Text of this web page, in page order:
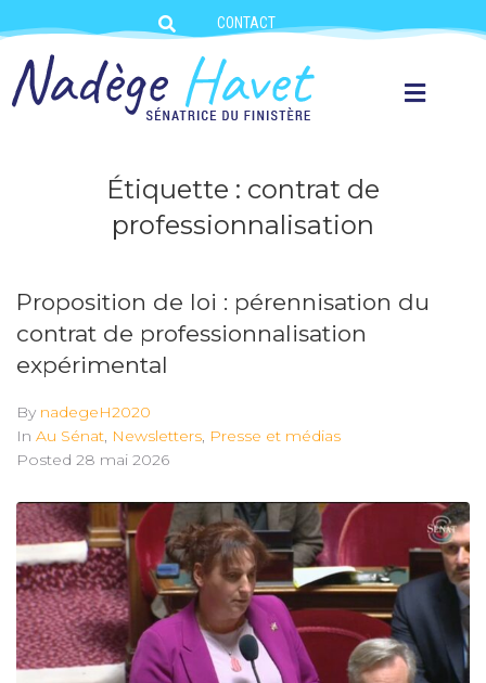
CONTACT
Étiquette : contrat de
professionnalisation
Proposition de loi : pérennisation du
contrat de professionnalisation
expérimental
By nadegeH2020
In Au Sénat, Newsletters, Presse et médias
Posted 28 mai 2026